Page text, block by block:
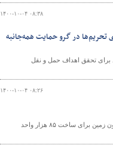
۱۴۰۰-۱۰-۰۴ ۰۸:۳۸
در گرو حمایت همه‌جانبه
برای تحقق اهداف حمل و نقل
۱۴۰۰-۱۰-۰۴ ۰۸:۲۶
استاندار سیستان و بلوچستان گفت:‌ به منظور تسریع در اجرای طرح نهضت ملی مسکن تاکنون زمین برای ساخت ۸۵ هزار واحد